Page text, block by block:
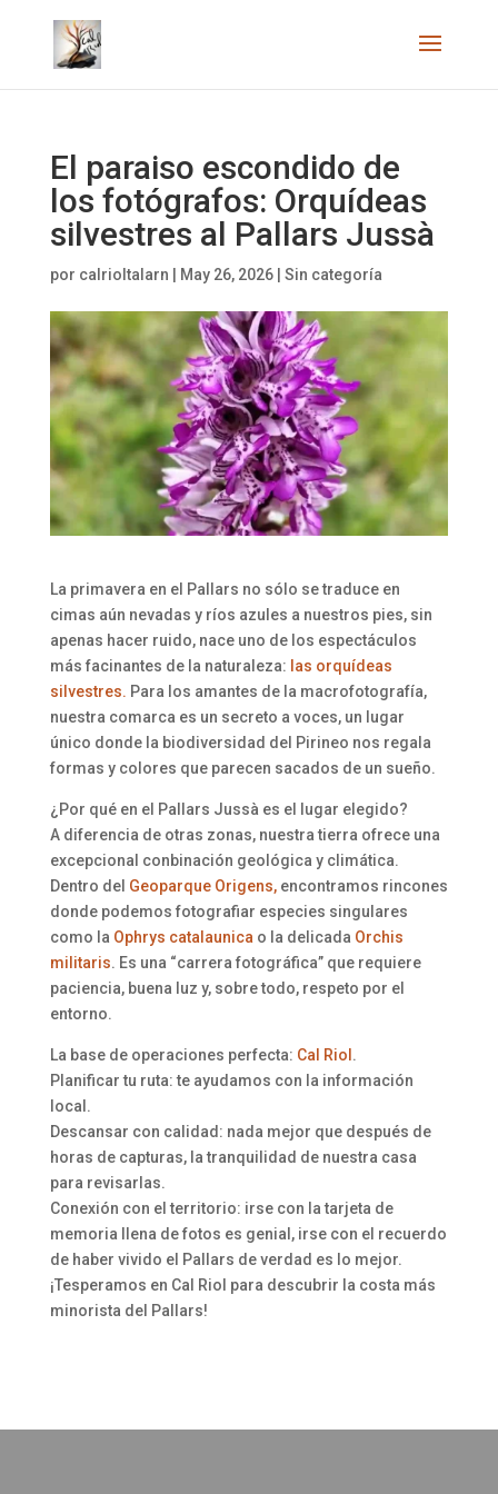
El paraiso escondido de
los fotógrafos: Orquídeas
silvestres al Pallars Jussà
por calrioltalarn May 26, 2026| Sin categoría
La primavera en el Pallars no sólo se traduce en
cimas aún nevadas y ríos azules a nuestros pies, sin
apenas hacer ruido, nace uno de los espectáculos
más facinantes de la naturaleza: las orquídeas
silvestres. Para los amantes de la macrofotografía,
nuestra comarca es un secreto a voces, un lugar
único donde la biodiversidad del Pirineo nos regala
formas y colores que parecen sacados de un sueño.
¿Por qué en el Pallars Jussà es el lugar elegido?
A diferencia de otras zonas, nuestra tierra ofrece una
excepcional conbinación geológica y climática.
Dentro del Geoparque Origens,encontramos rincones
donde podemos fotografiar especies singulares
como la Ophrys catalaunica o la delicada Orchis
militaris. Es una “carrera fotográfica” que requiere
paciencia, buena luz y, sobre todo, respeto por el
entorno.
La base de operaciones perfecta: Cal Riol.
Planificar tu ruta: te ayudamos con la información
local.
Descansar con calidad: nada mejor que después de
horas de capturas, la tranquilidad de nuestra casa
para revisarlas.
Conexión con el territorio: irse con la tarjeta de
memoria llena de fotos es genial, irse con el recuerdo
de haber vivido el Pallars de verdad es lo mejor.
¡Tesperamos en Cal Riol para descubrir la costa más
minorista del Pallars!